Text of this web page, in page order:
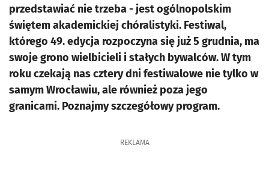
przedstawiać nie trzeba - jest ogólnopolskim
świętem akademickiej chóralistyki. Festiwal,
którego 49. edycja rozpoczyna się już 5 grudnia, ma
swoje grono wielbicieli i stałych bywalców. W tym
roku czekają nas cztery dni festiwalowe nie tylko w
samym Wrocławiu, ale również poza jego
granicami. Poznajmy szczegółowy program.
REKLAMA